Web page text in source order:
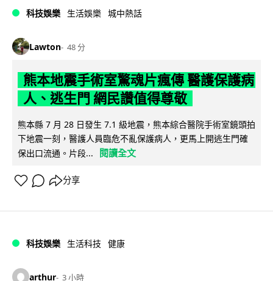
科技娛樂 生活娛樂 城中熱話
Lawton 48 分
熊本地震手術室驚魂片瘋傳 醫護保護病
人、逃生門 網民讚值得尊敬
熊本縣 7 月 28 日發生 7.1 級地震，熊本綜合醫院手術室鏡頭拍
下地震一刻，醫護人員臨危不亂保護病人，更馬上開逃生門確
保出口流通。片段...
閱讀全文
分享
科技娛樂 生活科技 健康
arthur 3 小時